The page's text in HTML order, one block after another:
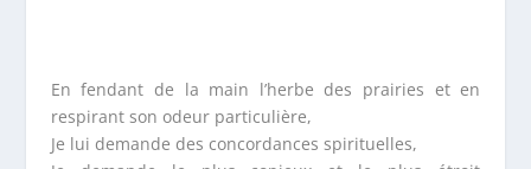
En fendant de la main l’herbe des prairies et en
respirant son odeur particulière,
Je lui demande des concordances spirituelles,